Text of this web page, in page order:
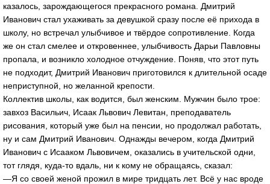
казалось, зарождающегося прекрасного романа. Дмитрий
Иванович стал ухаживать за девушкой сразу после её прихода в
школу, но встречал улыбчивое и твёрдое сопротивление. Когда
же он стал смелее и откровеннее, улыбчивость Дарьи Павловны
пропала, и возникло холодное отчуждение. Поняв, что этот путь
не подходит, Дмитрий Иванович приготовился к длительной осаде
неприступной, но желанной крепости.
Коллектив школы, как водится, был женским. Мужчин было трое:
завхоз Васильич, Исаак Львович Левитан, преподаватель
рисования, который уже был на пенсии, но продолжал работать,
ну и сам Дмитрий Иванович. Однажды вечером, когда Дмитрий
Иванович с Исааком Львовичем, оказались в учительской одни,
тот глядя, куда-то вдаль, ни к кому не обращаясь, сказал:
—Я со своей женой прожил в мире тридцать лет. Всё у нас вроде